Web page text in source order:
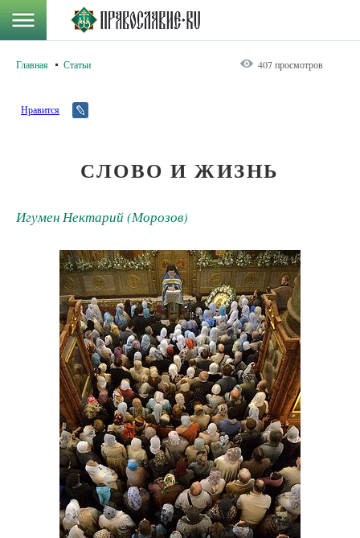
Главная Статьи 407 просмотров
Нравится
СЛОВО И ЖИЗНЬ
Игумен Нектарий (Морозов)